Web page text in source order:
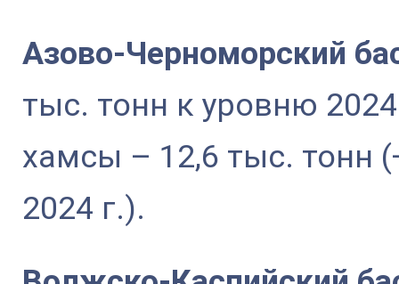
Азово-Черноморский
тыс. тонн к уровню
хамсы – 12,6 тыс. тонн
2024 г.).